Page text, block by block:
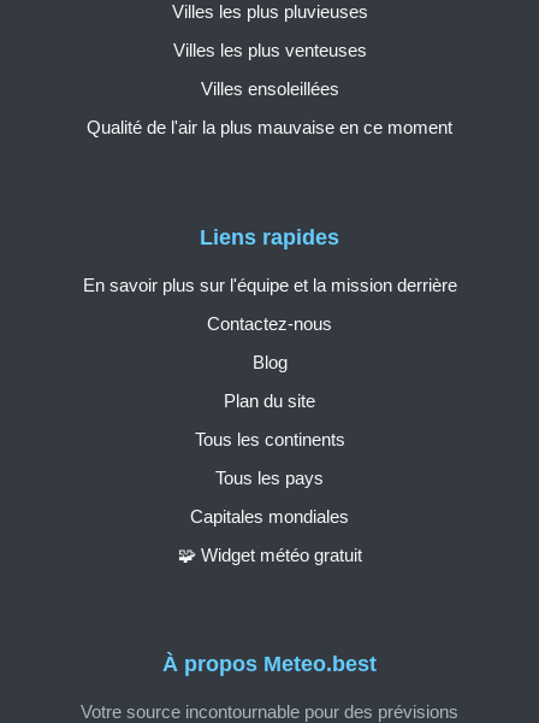
À propos Meteo.best
Votre source incontournable pour des prévisions
Liens rapides
En savoir plus sur l'équipe et la mission derrière
Contactez-nous
Blog
Plan du site
Tous les continents
Tous les pays
Capitales mondiales
🧩 Widget météo gratuit
Villes les plus pluvieuses
Villes les plus venteuses
Villes ensoleillées
Qualité de l'air la plus mauvaise en ce moment